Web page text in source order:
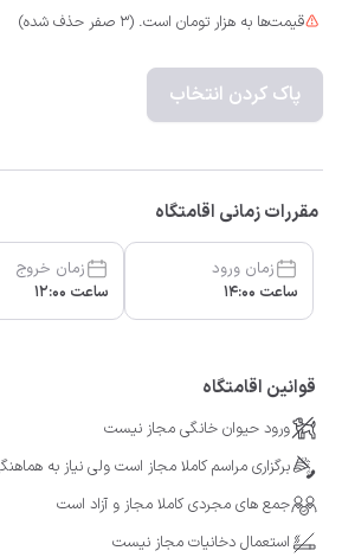
قیمت‌ها به هزار تومان است. (3 صفر حذف شده)
پاک کردن انتخاب
مقررات زمانی اقامتگاه
زمان ورود
ساعت 14:00
زمان خروج
ساعت 12:00
قوانین اقامتگاه
ورود حیوان خانگی مجاز نیست
برگزاری مراسم کاملا مجاز است ولی نیاز به
جمع های مجردی کاملا مجاز و آزاد است
استعمال دخانیات مجاز نیست